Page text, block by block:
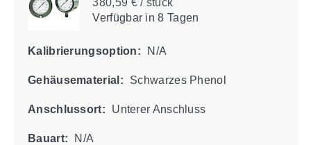
380,59 € / stück
Verfügbarin 8 Tagen
Kalibrierungsoption: N/A
Gehäusematerial: Schwarzes Phenol
Anschlussort: Unterer Anschluss
Bauart: N/A